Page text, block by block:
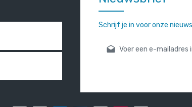
Schrijf je in voor onze
E-mailadres*